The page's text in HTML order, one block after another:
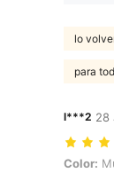
lo
para
l***2 28
Color:
Color: